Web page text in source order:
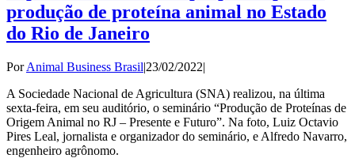
produção de proteína animal no Estado
do Rio de Janeiro
PorAnimal Business Brasil|23/02/2022|
A Sociedade Nacional de Agricultura (SNA) realizou, na última
sexta-feira, em seu auditório, o seminário “Produção de Proteínas de
Origem Animal no RJ – Presente e Futuro”. Na foto, Luiz Octavio
Pires Leal, jornalista e organizador do seminário, e Alfredo Navarro,
engenheiro agrônomo.